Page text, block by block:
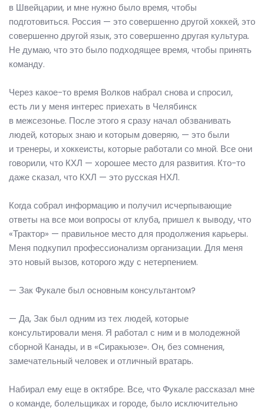
в Швейцарии, и мне нужно было время, чтобы
подготовиться. Россия — это совершенно другой хоккей, это
совершенно другой язык, это совершенно другая культура.
Не думаю, что это было подходящее время, чтобы принять
команду.
Через какое-то время Волков набрал снова и спросил,
есть ли у меня интерес приехать в Челябинск
в межсезонье. После этого я сразу начал обзванивать
людей, которых знаю и которым доверяю, — это были
и тренеры, и хоккеисты, которые работали со мной. Все они
говорили, что КХЛ — хорошее место для развития. Кто-то
даже сказал, что КХЛ — это русская НХЛ.
Когда собрал информацию и получил исчерпывающие
ответы на все мои вопросы от клуба, пришел к выводу, что
«Трактор» — правильное место для продолжения карьеры.
Меня подкупил профессионализм организации. Для меня
это новый вызов, которого жду с нетерпением.
— Зак Фукале был основным консультантом?
— Да, Зак был одним из тех людей, которые
консультировали меня. Я работал с ним и в молодежной
сборной Канады, и в «Сиракьюзе». Он, без сомнения,
замечательный человек и отличный вратарь.
Набирал ему еще в октябре. Все, что Фукале рассказал мне
о команде, болельщиках и городе, было исключительно